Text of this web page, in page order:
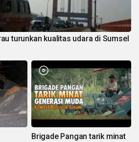
turunkan kualitas udara di Sumsel
Brigade Pangan tarik minat